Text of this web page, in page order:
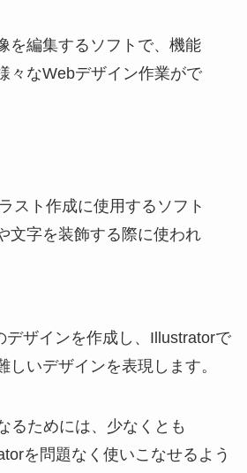
を編集するソフトで、機能
々なWebデザイン作業がで
スト作成に使用するソフト
文字を装飾する際に使われ
デザインを作成し、Illustratorで
しいデザインを表現します。
るためには、少なくとも
を問題なく使いこなせるよう